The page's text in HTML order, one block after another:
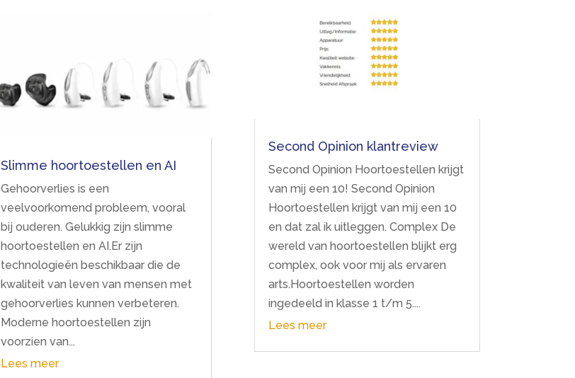
Slimme hoortoestellen en AI
Gehoorverlies is een
veelvoorkomend probleem, vooral
bij ouderen. Gelukkig zijn slimme
hoortoestellen en AI.Er zijn
technologieën beschikbaar die de
kwaliteit van leven van mensen met
gehoorverlies kunnen verbeteren.
Moderne hoortoestellen zijn
voorzien van...
Lees meer
Second Opinion klantreview
Second Opinion Hoortoestellen krijgt
van mij een 10! Second Opinion
Hoortoestellen krijgt van mij een 10
en dat zal ik uitleggen. Complex De
wereld van hoortoestellen blijkt erg
complex, ook voor mij als ervaren
arts.Hoortoestellen worden
ingedeeld in klasse 1 t/m 5....
Lees meer